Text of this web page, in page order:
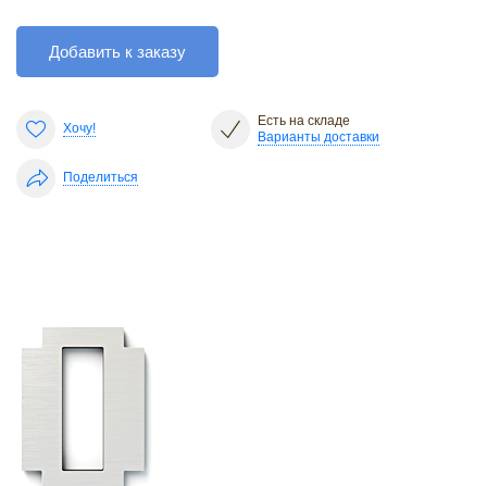
Добавить к заказу
Хочу!
Есть на складе
Варианты доставки
Поделиться